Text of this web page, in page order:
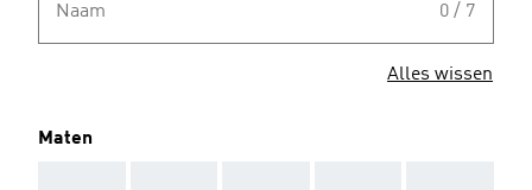
Naam 0 / 7
Alles wissen
Maten